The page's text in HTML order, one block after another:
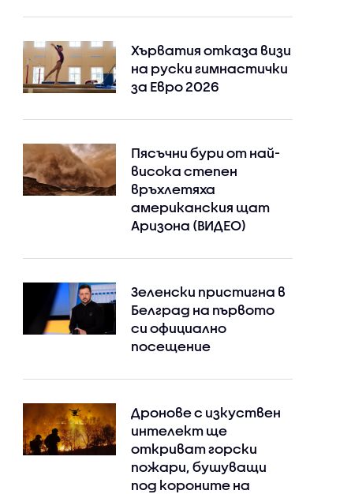
Хърватия отказа визи
на руски гимнастички
за Евро 2026
Пясъчни бури от най-
висока степен
връхлетяха
американския щат
Аризона (ВИДЕО)
Зеленски пристигна в
Белград на първото
си официално
посещение
Дронове с изкуствен
интелект ще
откриват горски
пожари, бушуващи
под короните на